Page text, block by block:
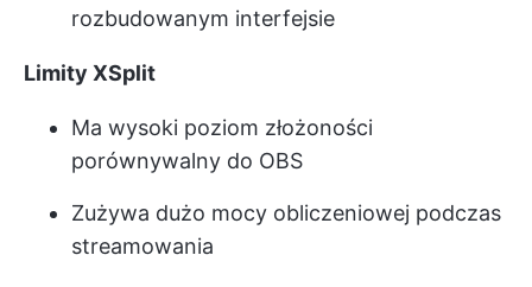
rozbudowanym interfejsie
Limity XSplit
Ma wysoki poziom złożoności
porównywalny do OBS
Zużywa dużo mocy obliczeniowej podczas
streamowania